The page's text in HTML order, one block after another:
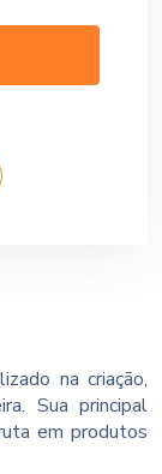
na criação,
Sua principal
em produtos